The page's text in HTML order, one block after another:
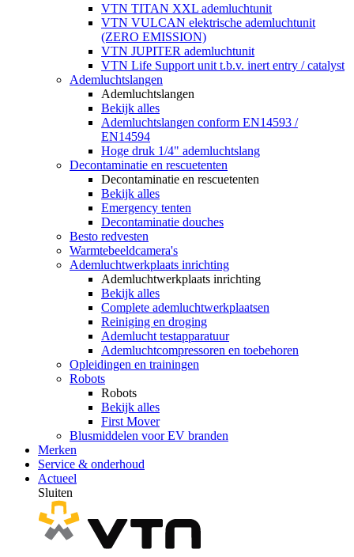
VTN TITAN XXL ademluchtunit
VTN VULCAN elektrische ademluchtunit
(ZERO EMISSION)
VTN JUPITER ademluchtunit
VTN Life Support unit t.b.v. inert entry / catalyst
Ademluchtslangen
Ademluchtslangen
Bekijk alles
Ademluchtslangen conform EN14593 /
EN14594
Hoge druk 1/4" ademluchtslang
Decontaminatie en rescuetenten
Decontaminatie en rescuetenten
Bekijk alles
Emergency tenten
Decontaminatie douches
Besto redvesten
Warmtebeeldcamera's
Ademluchtwerkplaats inrichting
Ademluchtwerkplaats inrichting
Bekijk alles
Complete ademluchtwerkplaatsen
Reiniging en droging
Ademlucht testapparatuur
Ademluchtcompressoren en toebehoren
Opleidingen en trainingen
Robots
Robots
Bekijk alles
First Mover
Blusmiddelen voor EV branden
Merken
Service & onderhoud
Actueel
Sluiten